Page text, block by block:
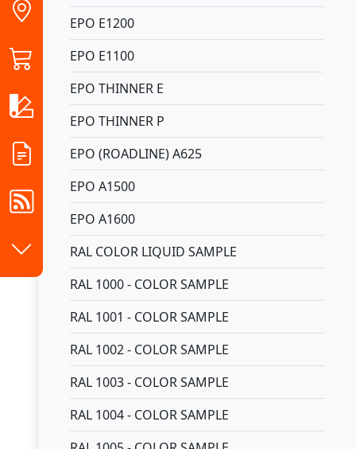
EPO E1200
EPO E1100
EPO THINNER E
EPO THINNER P
EPO (ROADLINE) A625
EPO A1500
EPO A1600
RAL COLOR LIQUID SAMPLE
RAL 1000 - COLOR SAMPLE
RAL 1001 - COLOR SAMPLE
RAL 1002 - COLOR SAMPLE
RAL 1003 - COLOR SAMPLE
RAL 1004 - COLOR SAMPLE